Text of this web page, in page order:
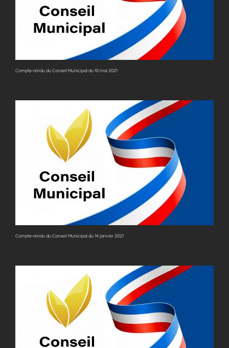
Compte-rendu du Conseil Municipal du 10 mai 2021
Compte-rendu du Conseil Municipal du 14 janvier 2021